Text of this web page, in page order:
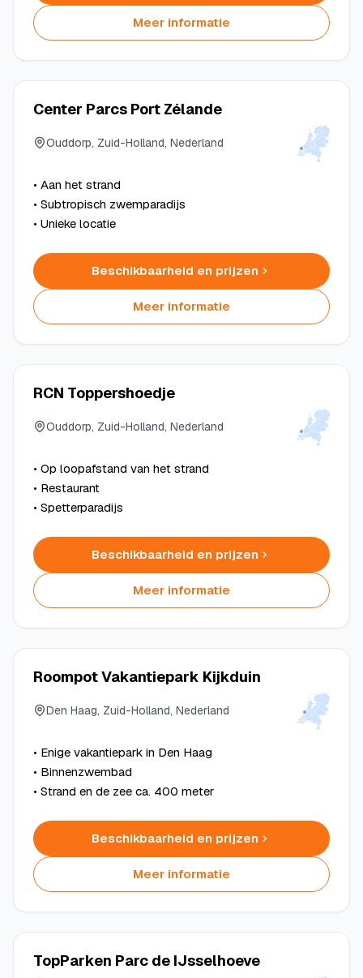
Meer informatie
Center Parcs Port Zélande
Ouddorp, Zuid-Holland, Nederland
• Aan het strand
• Subtropisch zwemparadijs
• Unieke locatie
Beschikbaarheid en prijzen
Meer informatie
RCN Toppershoedje
Ouddorp, Zuid-Holland, Nederland
• Op loopafstand van het strand
• Restaurant
• Spetterparadijs
Beschikbaarheid en prijzen
Meer informatie
Roompot Vakantiepark Kijkduin
Den Haag, Zuid-Holland, Nederland
• Enige vakantiepark in Den Haag
• Binnenzwembad
• Strand en de zee ca. 400 meter
Beschikbaarheid en prijzen
Meer informatie
TopParken Parc de IJsselhoeve